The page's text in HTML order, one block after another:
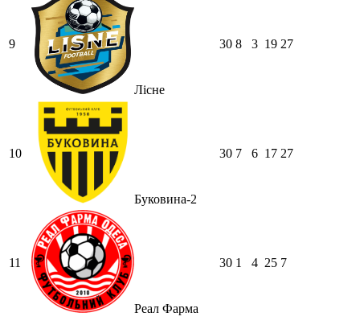
9
Лісне
30 8 3 19 27
10
Буковина-2
30 7 6 17 27
11
Реал Фарма
30 1 4 25 7